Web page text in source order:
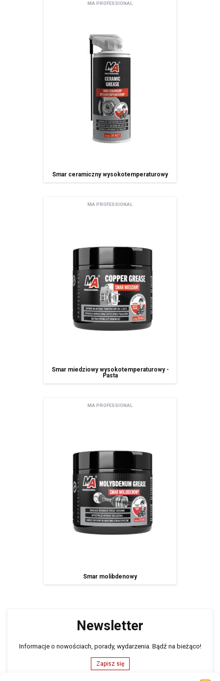
MA PROFESSIONAL
Smar ceramiczny wysokotemperaturowy
MA PROFESSIONAL
Smar miedziowy wysokotemperaturowy -
Pasta
MA PROFESSIONAL
Smar molibdenowy
Newsletter
Informacje o nowościach, porady, wydarzenia. Bądź na bieżąco!
Zapisz się